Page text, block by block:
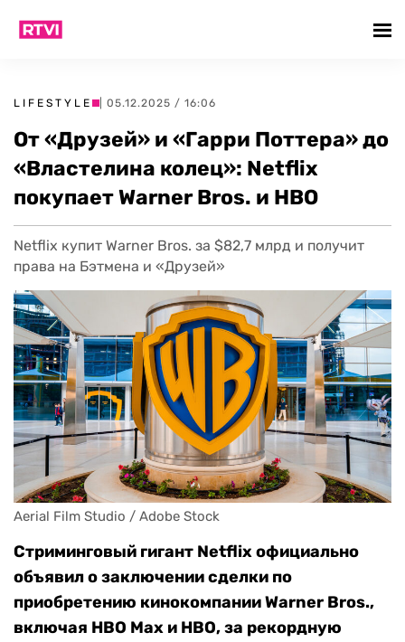
LIFESTYLE | 05.12.2025 / 16:06
От «Друзей» и «Гарри Поттера» до
«Властелина колец»: Netflix
покупает Warner Bros. и HBO
Netflix купит Warner Bros. за $82,7 млрд и получит
права на Бэтмена и «Друзей»
Aerial Film Studio / Adobe Stock
Стриминговый гигант Netflix официально
объявил о заключении сделки по
приобретению кинокомпании Warner Bros.,
включая HBO Max и HBO, за рекордную